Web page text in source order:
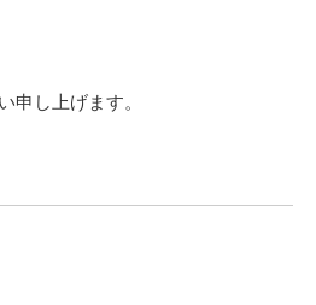
申し上げます。